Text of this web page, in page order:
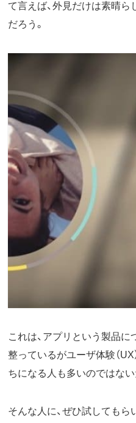
て言えば、外見だけは素晴
だろう。
これは、アプリという製品
整っているがユーザ体験（
ちになる人も多いのではない
そんな人に、ぜひ試してもら